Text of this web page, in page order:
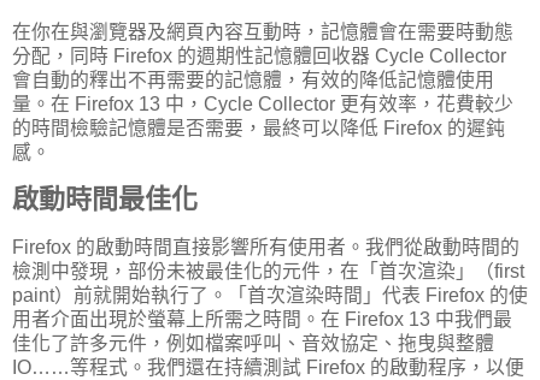
在你在與瀏覽器及網頁內容互動時，記憶體會在需要時動態
分配，同時 Firefox 的週期性記憶體回收器 Cycle Collector
會自動的釋出不再需要的記憶體，有效的降低記憶體使用
量。在 Firefox 13 中，Cycle Collector 更有效率，花費較少
的時間檢驗記憶體是否需要，最終可以降低 Firefox 的遲鈍
感。
啟動時間最佳化
Firefox 的啟動時間直接影響所有使用者。我們從啟動時間的
檢測中發現，部份未被最佳化的元件，在「首次渲染」（first
paint）前就開始執行了。「首次渲染時間」代表 Firefox 的使
用者介面出現於螢幕上所需之時間。在 Firefox 13 中我們最
佳化了許多元件，例如檔案呼叫、音效協定、拖曳與整體
IO……等程式。我們還在持續測試 Firefox 的啟動程序，以便